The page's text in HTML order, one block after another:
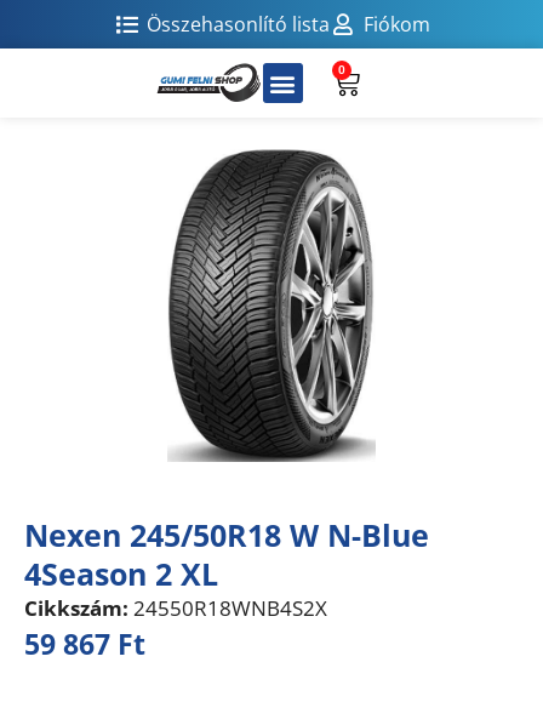
Összehasonlító lista Fiókom
0
Nexen 245/50R18 W N-Blue
4Season 2 XL
Cikkszám: 24550R18WNB4S2X
59 867 Ft